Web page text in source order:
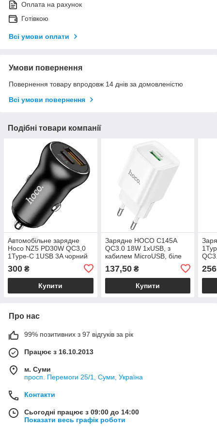
Оплата на рахунок
Готівкою
Всі умови оплати
Умови повернення
Повернення товару впродовж 14 днів за домовленістю
Всі умови повернення
Подібні товари компанії
Автомобільне зарядне
Hoco NZ5 PD30W QC3,0
1Type-C 1USB 3A чорний
300 ₴
Купити
Зарядне HOCO C145A
QC3.0 18W 1xUSB, з
кабилем MicroUSB, біле
137,50₴
Купити
Про нас
99% позитивних з 97 відгуків за рік
Працює з 16.10.2013
м. Суми
просп. Перемоги 25/1, Суми, Україна
Контакти
Сьогодні працює з 09:00 до 14:00
Показати весь графік роботи